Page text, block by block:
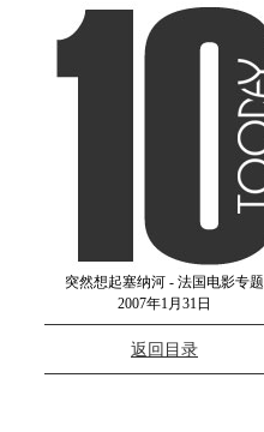
突然想起塞纳河 - 法国电影专题
2007年1月31日
返回目录